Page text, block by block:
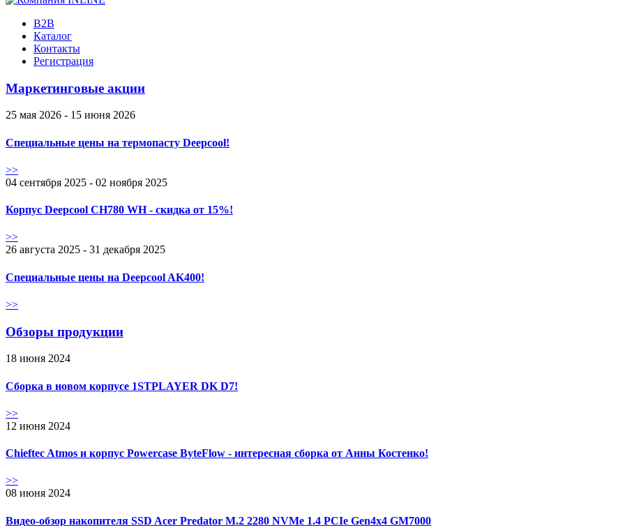
B2B
Каталог
Контакты
Регистрация
Маркетинговые акции
25 мая 2026 - 15 июня 2026
Специальные цены на термопасту Deepcool!
>>
04 сентября 2025 - 02 ноября 2025
Корпус Deepcool CH780 WH - скидка от 15%!
>>
26 августа 2025 - 31 декабря 2025
Специальные цены на Deepcool AK400!
>>
Обзоры продукции
18 июня 2024
Сборка в новом корпусе 1STPLAYER DK D7!
>>
12 июня 2024
Chieftec Atmos и корпус Powercase ByteFlow - интересная сборка от Анны Костенко!
>>
08 июня 2024
Видео-обзор накопителя SSD Acer Predator M.2 2280 NVMe 1.4 PCIe Gen4х4 GM7000